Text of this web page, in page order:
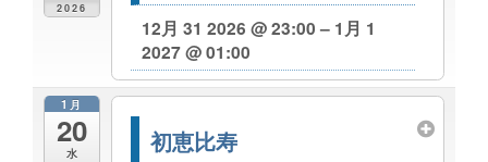
2026
12月 31 2026 @ 23:00 – 1月 1
2027 @ 01:00
1月
20
水 初恵比寿